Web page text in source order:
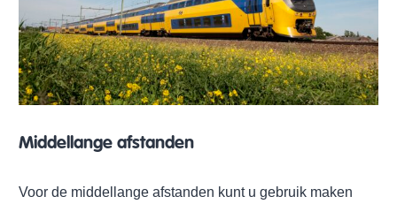
Middellange afstanden
Voor de middellange afstanden kunt u gebruik maken